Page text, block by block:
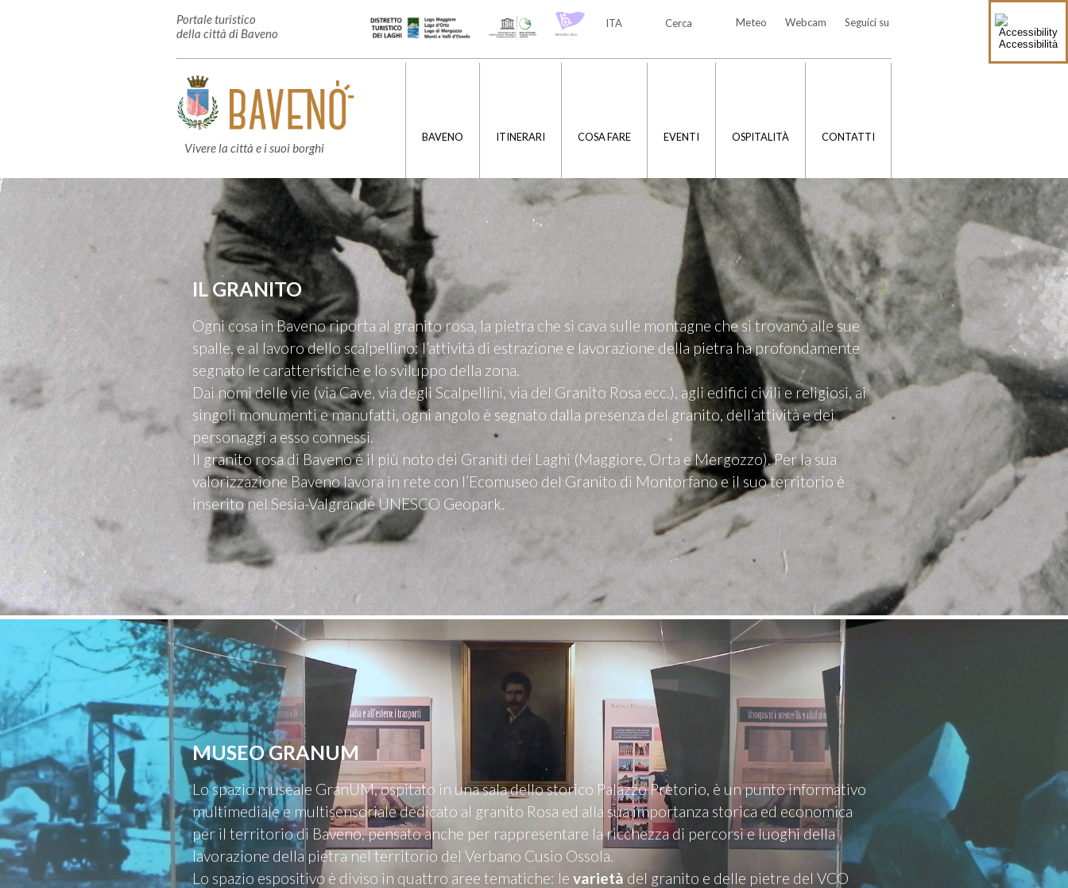
Accessibilità
Portale turistico
della città di Baveno
Seguici su
Webcam
Meteo
Cerca
ITA
Vivere la città e i suoi borghi
BAVENO ITINERARI COSA FARE EVENTI OSPITALITÀ CONTATTI
IL GRANITO
Ogni cosa in Baveno riporta al granito rosa, la pietra che si cava sulle montagne che si trovano alle sue
spalle, e al lavoro dello scalpellino: l’attività di estrazione e lavorazione della pietra ha profondamente
segnato le caratteristiche e lo sviluppo della zona.
Dai nomi delle vie (via Cave, via degli Scalpellini, via del Granito Rosa ecc.), agli edifici civili e religiosi, ai
singoli monumenti e manufatti, ogni angolo è segnato dalla presenza del granito, dell’attività e dei
personaggi a esso connessi.
Il granito rosa di Baveno è il più noto dei Graniti dei Laghi (Maggiore, Orta e Mergozzo). Per la sua
valorizzazione Baveno lavora in rete con l’Ecomuseo del Granito di Montorfano e il suo territorio è
inserito nel Sesia-Valgrande UNESCO Geopark.
MUSEO GRANUM
Lo spazio museale GranUM, ospitato in una sala dello storico Palazzo Pretorio, è un punto informativo
multimediale e multisensoriale dedicato al granito Rosa ed alla sua importanza storica ed economica
per il territorio di Baveno, pensato anche per rappresentare la ricchezza di percorsi e luoghi della
lavorazione della pietra nel territorio del Verbano Cusio Ossola.
Lo spazio espositivo è diviso in quattro aree tematiche: le varietà del granito e delle pietre del VCO